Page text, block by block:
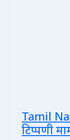
Tamil
टिप्पणी